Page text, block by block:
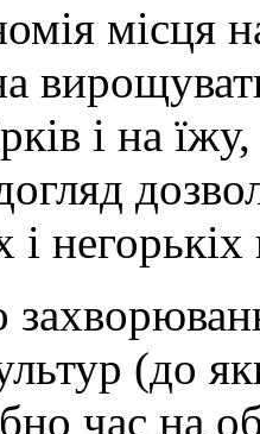
місця
і на
негорькіх
(до
час на